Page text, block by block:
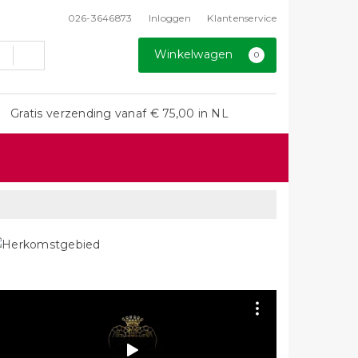
026-3646873 Inloggen Klantenservice
Winkelwagen 0
Gratis verzending vanaf € 75,00 in NL